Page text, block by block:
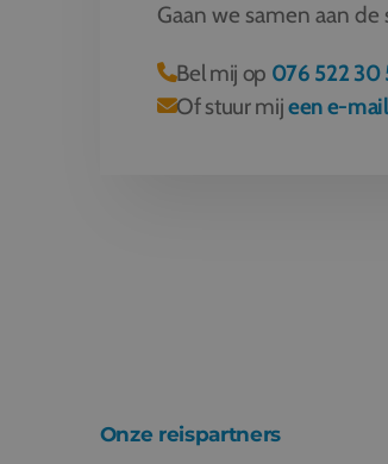
Gaan we samen aan de
Bel mij op 076 522 30
Of stuur mijeen e-mail
Onze reispartners